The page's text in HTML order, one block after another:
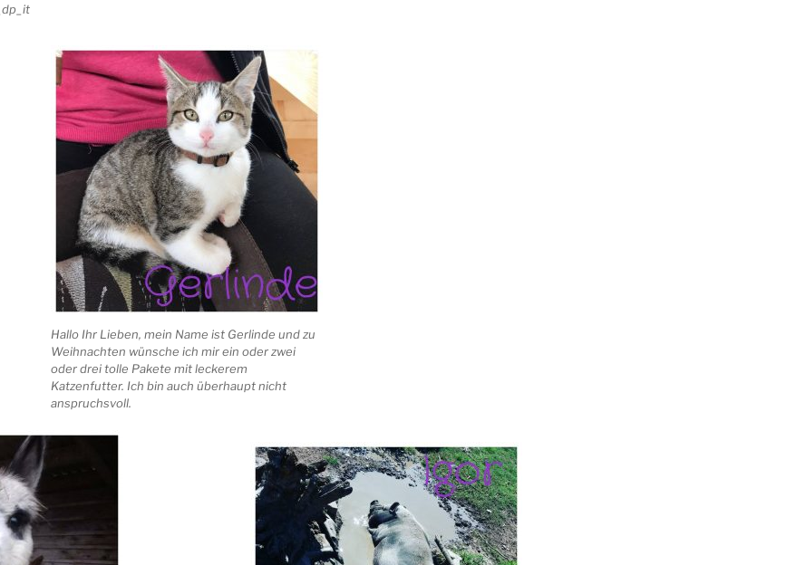
Hallo Ihr Lieben, mein Name ist Gerlinde und zu
Weihnachten wünsche ich mir ein oder zwei
oder drei tolle Pakete mit leckerem
Katzenfutter. Ich bin auch überhaupt nicht
anspruchsvoll.